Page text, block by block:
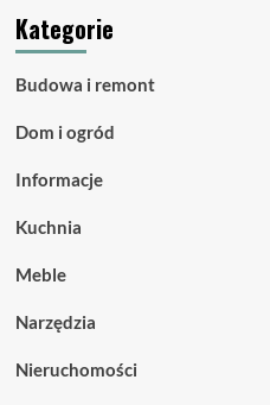
Kategorie
Budowa i remont
Dom i ogród
Informacje
Kuchnia
Meble
Narzędzia
Nieruchomości